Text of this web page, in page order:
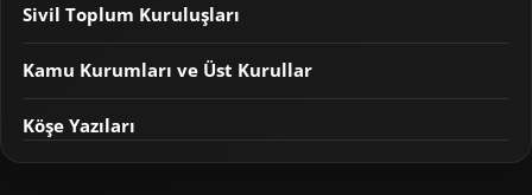
Sivil Toplum Kuruluşları
Kamu Kurumları ve Üst Kurullar
Köşe Yazıları